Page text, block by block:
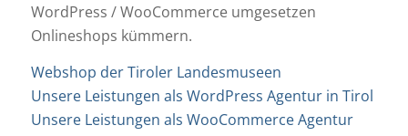
WordPress / WooCommerce umgesetzen
Onlineshops kümmern.
Webshop der Tiroler Landesmuseen
Unsere Leistungen als WordPress Agentur in Tirol
Unsere Leistungen als WooCommerce Agentur